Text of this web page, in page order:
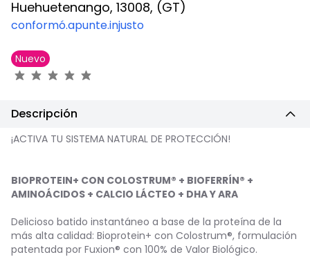
Huehuetenango, 13008, (GT)
conformó.apunte.injusto
Nuevo
Descripción
¡ACTIVA TU SISTEMA NATURAL DE PROTECCIÓN!
BIOPROTEIN+ CON COLOSTRUM® + BIOFERRÍN® +
AMINOÁCIDOS + CALCIO LÁCTEO + DHA Y ARA
Delicioso batido instantáneo a base de la proteína de la
más alta calidad: Bioprotein+ con Colostrum®, formulación
patentada por Fuxion® con 100% de Valor Biológico.